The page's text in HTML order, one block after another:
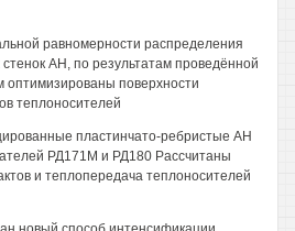
равномерности распределения
АН, по результатам проведённой
оптимизированы поверхности
теплоносителей
пластинчато-ребристые АН
РД171М и РД180 Рассчитаны
и теплопередача теплоносителей